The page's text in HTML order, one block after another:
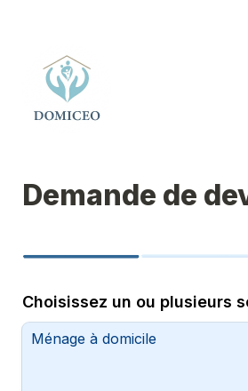
Demande de
Choisissez un ou plusieurs
Ménage à domicile